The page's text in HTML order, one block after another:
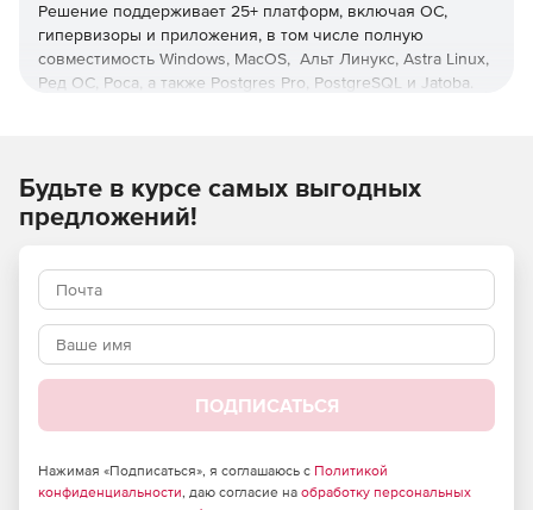
Решение поддерживает 25+ платформ, включая ОС,
гипервизоры и приложения, в том числе полную
совместимость Windows, MacOS, Альт Линукс, Astra Linux,
Ред ОС, Роса, а также Postgres Pro, PostgreSQL и Jatoba.
ролевой моделью администрирования и настраиваемой
интерактивной визуальной аналитикой.
Оптимизация нагрузки
Снижение нагрузки на хосты, сети, хранилища и
администраторов с помощью дедупликации и операций
вне хоста, а также при использовании интерфейса,
кликов, функций пакетного и автоматизированного
Ускоренное восстановление
Будьте в курсе самых выгодных
предложений!
ПОДПИСАТЬСЯ
Нажимая «Подписаться», я соглашаюсь с Политикой
конфиденциальности, даю согласие на обработку персональных